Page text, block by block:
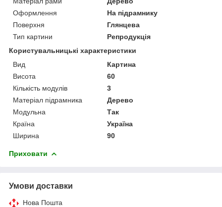
Оформлення
На підрамнику
Поверхня
Глянцева
Тип картини
Репродукція
Користувальницькі характеристики
Вид
Картина
Висота
60
Кількість модулів
3
Матеріал підрамника
Дерево
Модульна
Так
Країна
Україна
Ширина
90
Приховати
Умови доставки
Нова Пошта